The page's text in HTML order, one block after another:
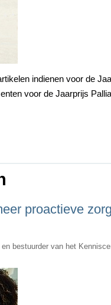
indienen voor de
voor de Jaarprijs
proactieve
bestuurder van het